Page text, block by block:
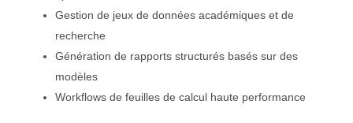
Gestion de jeux de données académiques et de
recherche
Génération de rapports structurés basés sur des
modèles
Workflows de feuilles de calcul haute performance